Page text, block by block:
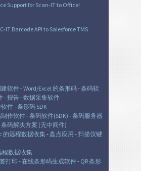
Support for Scan-IT to Office!
IT Barcode API to Salesforce TMS
软件-Word/Excel 的条形码-条码软
-报告-数据采集软件
件-条形码 SDK
作软件-条码软件(SDK) -条码服务器
条码解决方案 (无中间件)
的远程数据收集- 盘点应用 -扫描仪键
程数据收集
打印 -在线条形码生成软件- QR 条形